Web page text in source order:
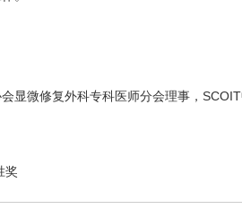
显微修复外科专科医师分会理事，
奖